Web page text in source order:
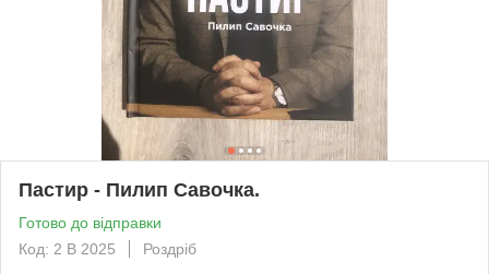
Пастир - Пилип Савочка.
Готово до відправки
Код: 2 В 2025
Роздріб